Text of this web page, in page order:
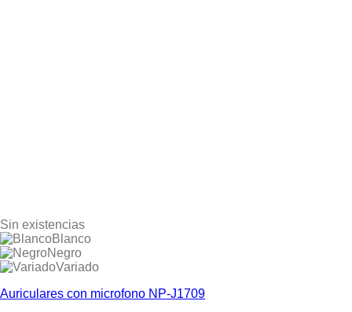
Sin existencias
Blanco
Negro
Variado
Auriculares con microfono NP-J1709